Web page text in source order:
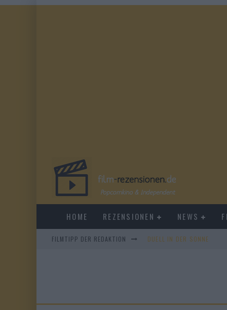
HOME REZENSIONEN NEWS
FILMTIPP DER REDAKTION DUELL IN DER SONNE